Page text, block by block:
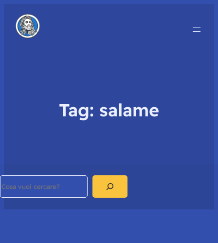
Tag: salame